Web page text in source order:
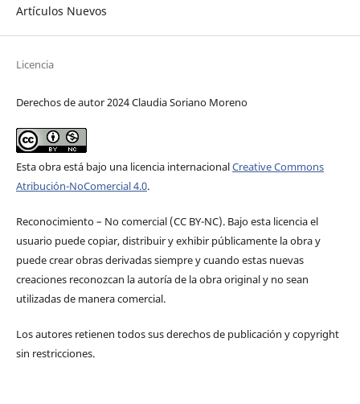
Artículos Nuevos
Licencia
Derechos de autor 2024 Claudia Soriano Moreno
Esta obra está bajo una licencia internacionalCreative Commons
Atribución-NoComercial 4.0.
Reconocimiento – No comercial (CC BY-­NC). Bajo esta licencia el
usuario puede copiar, distribuir y exhibir públicamente la obra y
puede crear obras derivadas siempre y cuando estas nuevas
creaciones reconozcan la autoría de la obra original y no sean
utilizadas de manera comercial.
Los autores retienen todos sus derechos de publicación y copyright
sin restricciones.